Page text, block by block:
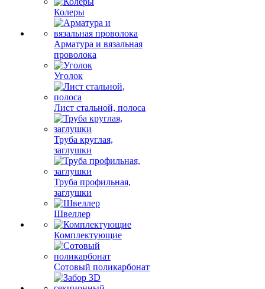
Колеры
Арматура и вязальная
проволока
Уголок
Лист стальной, полоса
Труба круглая,
заглушки
Труба профильная,
заглушки
Швеллер
Комплектующие
Сотовый поликарбонат